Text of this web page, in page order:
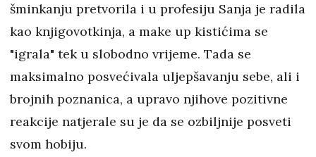
šminkanju pretvorila i u profesiju Sanja je radila
kao knjigovotkinja, a make up kistićima se
"igrala" tek u slobodno vrijeme. Tada se
maksimalno posvećivala uljepšavanju sebe, ali i
brojnih poznanica, a upravo njihove pozitivne
reakcije natjerale su je da se ozbiljnije posveti
svom hobiju.